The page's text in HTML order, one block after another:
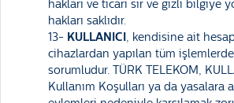
hakları ve ticari sır ve gizli bilgiye
hakları saklıdır.
13- KULLANICI , kendisine ait
cihazlardan yapılan tüm
sorumludur. TÜRK TELEKOM,
Kullanım Koşulları ya da yasalara